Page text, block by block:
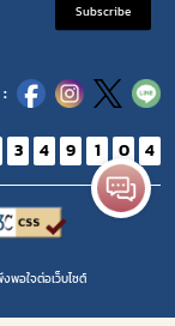
Subscribe
3 4 9 1 0 4
พอใจต่อเว็บไซต์